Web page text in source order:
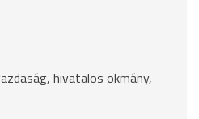
hivatalos okmány,